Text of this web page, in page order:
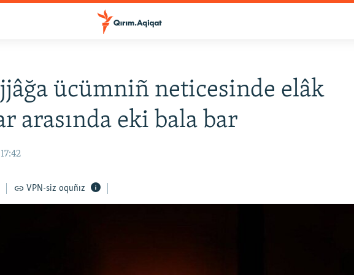
ücümniñ neticesinde elâk
arasında eki bala bar
VPN-siz oquñız